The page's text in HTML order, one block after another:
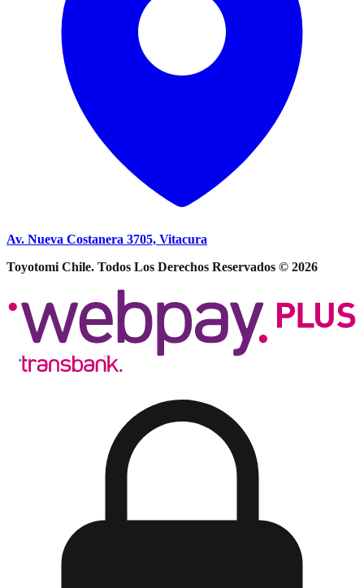
Av. Nueva Costanera 3705, Vitacura
Toyotomi Chile. Todos Los Derechos Reservados © 2026